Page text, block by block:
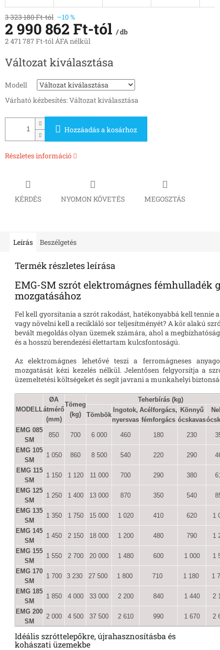
3 323 180 Ft-tól –10 %
2 990 862 Ft-tól / db
2 471 787 Ft-tól ÁFA nélkül
Változat kiválasztása
Modell
Várható kézbesítés:Változat kiválasztása
Hozzáadás a kosárhoz
Részletes információ
KÉRDÉS NYOMON KÖVETÉS MEGOSZTÁS
Leírás Beszélgetés
Termék részletes leírása
EMG-SM szrót elektromágnes fémhulladék
mozgatásához
Fel kell gyorsítania a szrót rakodást, hatékonyabbá kell tennie
vagy növelni kell a recikláló sor teljesítményét? A kör alakú
bevált megoldás olyan üzemek számára, ahol a
és a hosszú berendezési élettartam kulcsfontoságú.
Az elektromágnes lehetővé teszi a ferromágneses
mozgatását kézi kezelés nélkül. Jelentősen felgyorsítja a
üzemeltetési költségeket és segít javrani a munkahelyi
MODELL
ØA
átmérő
(mm)
Tömeg
(kg)
Teherbírás (kg)
Tömbök
Ingotok,
nyersvas
Acélforgács,
fémforgács
Könnyű
ócskavas
EMG 085
SM
850 700 6 000 460 180 230
EMG 105
SM
1 050 860 8 500 540 220 290
EMG 115
SM
1 150 1 120 11 000 700 290 380
EMG 125
SM
1 250 1 400 13 000 870 350 540
EMG 135
SM
1 350 1 750 15 000 1 020 410 620 1
EMG 145
SM
1 450 2 150 18 000 1 200 480 790 1
EMG 155
SM
1 550 2 700 20 000 1 480 600 1 000 1
EMG 170
SM
1 700 3 230 27 500 1 800 710 1 180 1
EMG 185
SM
1 850 4 000 33 000 2 200 840 1 440 2
EMG 200
SM
2 000 4 500 37 500 2 610 990 1 670 2
Idéális szróttelepőkre, újrahasznosításba és
kohászati üzemekbe